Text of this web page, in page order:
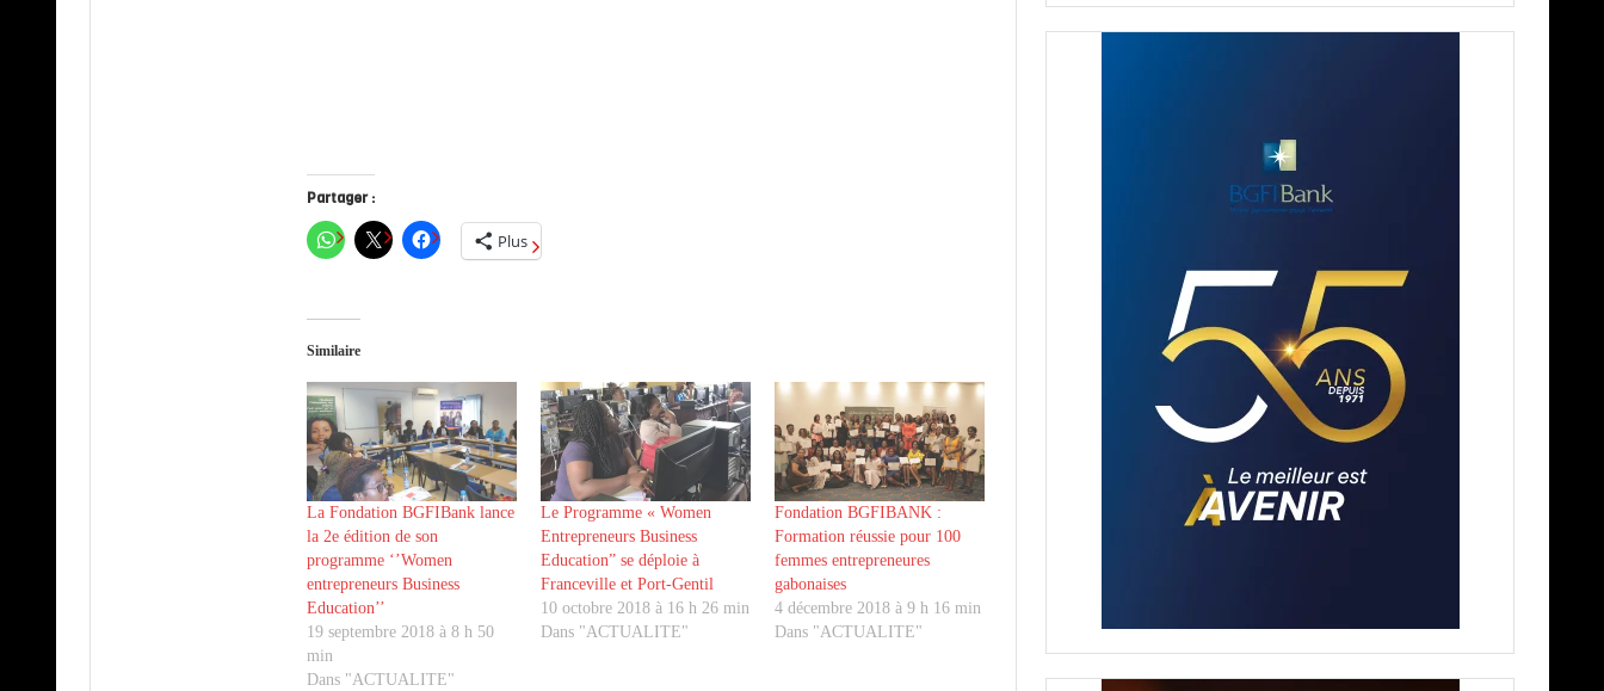
Partager :
Plus
Similaire
La Fondation BGFIBank lance
la 2e édition de son
programme ‘’Women
entrepreneurs Business
Education’’
19 septembre 2018 à 8 h 50
min
Dans "ACTUALITE"
Le Programme « Women
Entrepreneurs Business
Education” se déploie à
Franceville et Port-Gentil
10 octobre 2018 à 16 h 26 min
Dans "ACTUALITE"
Fondation BGFIBANK :
Formation réussie pour 100
femmes entrepreneures
gabonaises
4 décembre 2018 à 9 h 16 min
Dans "ACTUALITE"